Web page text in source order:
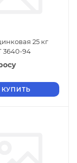
25 кг
3640-94
КУПИТЬ